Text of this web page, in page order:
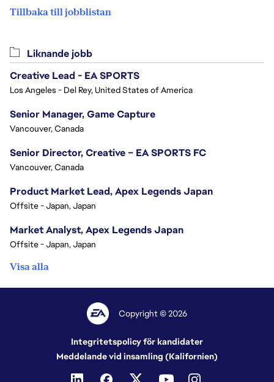
Tillbaka till jobblistan
Liknande jobb
Creative Lead - EA SPORTS
Los Angeles - Del Rey, United States of America
Senior Manager, Game Capture
Vancouver, Canada
Senior Director, Creative – EA SPORTS FC
Vancouver, Canada
Product Market Lead, Apex Legends Japan
Offsite - Japan, Japan
Market Analyst, Apex Legends Japan
Offsite - Japan, Japan
Visa alla
Copyright © 2026
Integritetspolicy för kandidater
Meddelande vid insamling (Kalifornien)